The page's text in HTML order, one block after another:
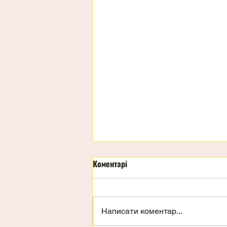
Коментарі
Написати коментар...